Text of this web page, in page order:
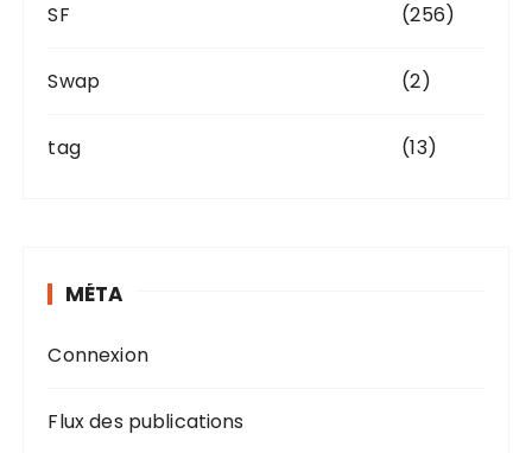
SF (256)
Swap (2)
tag (13)
MÉTA
Connexion
Flux des publications